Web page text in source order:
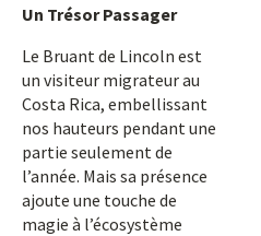
Un Trésor Passager
Le Bruant de Lincoln est
un visiteur migrateur au
Costa Rica, embellissant
nos hauteurs pendant une
partie seulement de
l’année. Mais sa présence
ajoute une touche de
magie à l’écosystème